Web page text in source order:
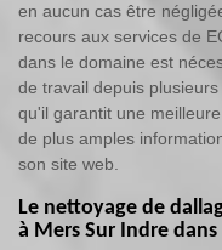
en aucun cas être
recours aux services de
dans le domaine est
de travail depuis
qu'il garantit une
de plus amples
son site web.
Le nettoyage de
à Mers Sur Indre dans